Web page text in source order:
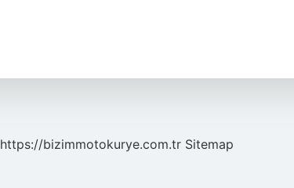
https://bizimmotokurye.com.tr Sitemap